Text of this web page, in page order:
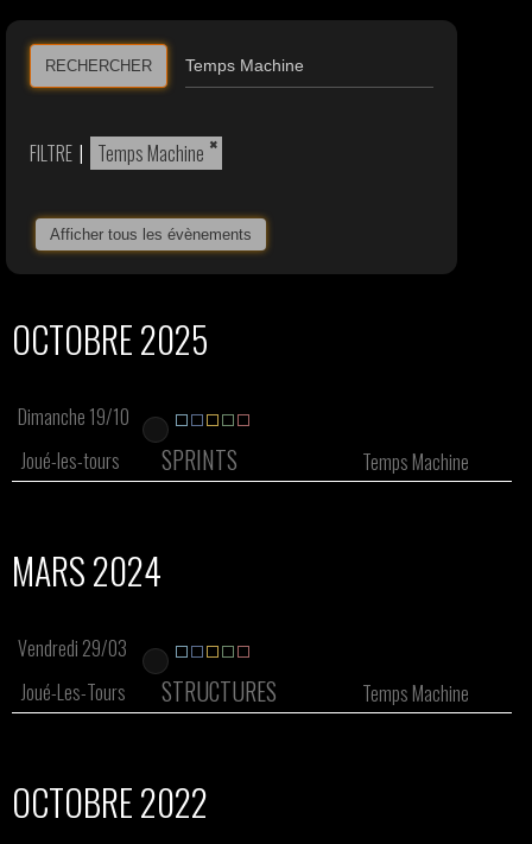
RECHERCHER
FILTRE | ×
Temps Machine
Afficher tous les évènements
OCTOBRE 2025
Dimanche 19/10
Joué-les-tours
SPRINTS Temps Machine
MARS 2024
Vendredi 29/03
Joué-Les-Tours
STRUCTURES Temps Machine
OCTOBRE 2022